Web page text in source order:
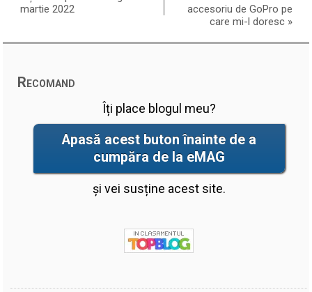
martie 2022
accesoriu de GoPro pe
care mi-l doresc »
Recomand
Îți place blogul meu?
Apasă acest buton înainte de a
cumpăra de la eMAG
și vei susține acest site.